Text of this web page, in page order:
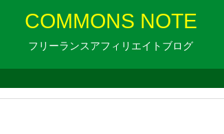
COMMONS NOTE
フリーランスアフィリエイトブログ